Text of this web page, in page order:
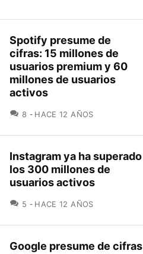
Spotify presume de
cifras: 15 millones de
usuarios premium y 60
millones de usuarios
activos
8 COMENTARIOS
HACE 12 AÑOS
Instagram ya ha superado
los 300 millones de
usuarios activos
5 COMENTARIOS
HACE 12 AÑOS
Google presume de cifras